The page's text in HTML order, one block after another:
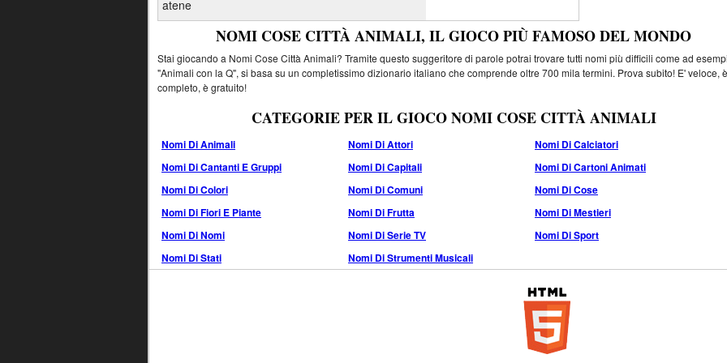
atene
NOMI COSE CITTÀ ANIMALI, IL GIOCO PIÙ FAMOSO DEL MONDO
Stai giocando a Nomi Cose Città Animali? Tramite questo suggeritore di parole potrai trovare tutti nomi più difficili come ad
"Animali con la Q", si basa su un completissimo dizionario italiano che comprende oltre 700 mila termini. Prova subito! E' veloce, è
completo, è gratuito!
CATEGORIE PER IL GIOCO NOMI COSE CITTÀ ANIMALI
Nomi Di Animali Nomi Di Attori
Nomi Di Calciatori
Nomi Di Cantanti E Gruppi
Nomi Di Capitali
Nomi Di Cartoni Animati
Nomi Di Colori
Nomi Di Comuni
Nomi Di Cose
Nomi Di Fiori E Piante
Nomi Di Frutta
Nomi Di Mestieri
Nomi Di Nomi
Nomi Di Serie TV
Nomi Di Sport
Nomi Di Stati
Nomi Di Strumenti Musicali